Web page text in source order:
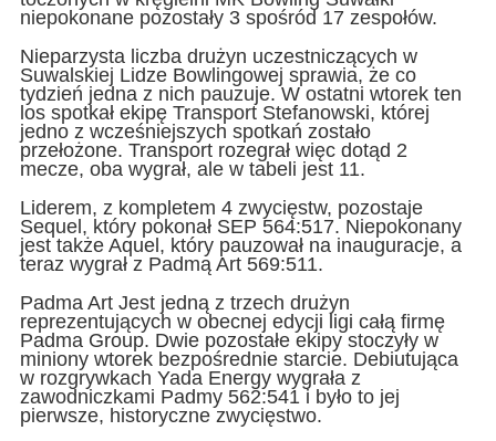
niepokonane pozostały 3 spośród 17 zespołów.
Nieparzysta liczba drużyn uczestniczących w
Suwalskiej Lidze Bowlingowej sprawia, że co
tydzień jedna z nich pauzuje. W ostatni wtorek ten
los spotkał ekipę Transport Stefanowski, której
jedno z wcześniejszych spotkań zostało
przełożone. Transport rozegrał więc dotąd 2
mecze, oba wygrał, ale w tabeli jest 11.
Liderem, z kompletem 4 zwycięstw, pozostaje
Sequel, który pokonał SEP 564:517. Niepokonany
jest także Aquel, który pauzował na inauguracje, a
teraz wygrał z Padmą Art 569:511.
Padma Art Jest jedną z trzech drużyn
reprezentujących w obecnej edycji ligi całą firmę
Padma Group. Dwie pozostałe ekipy stoczyły w
miniony wtorek bezpośrednie starcie. Debiutująca
w rozgrywkach Yada Energy wygrała z
zawodniczkami Padmy 562:541 i było to jej
pierwsze, historyczne zwycięstwo.